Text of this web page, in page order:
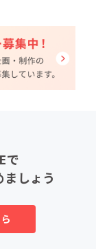
で
しょう